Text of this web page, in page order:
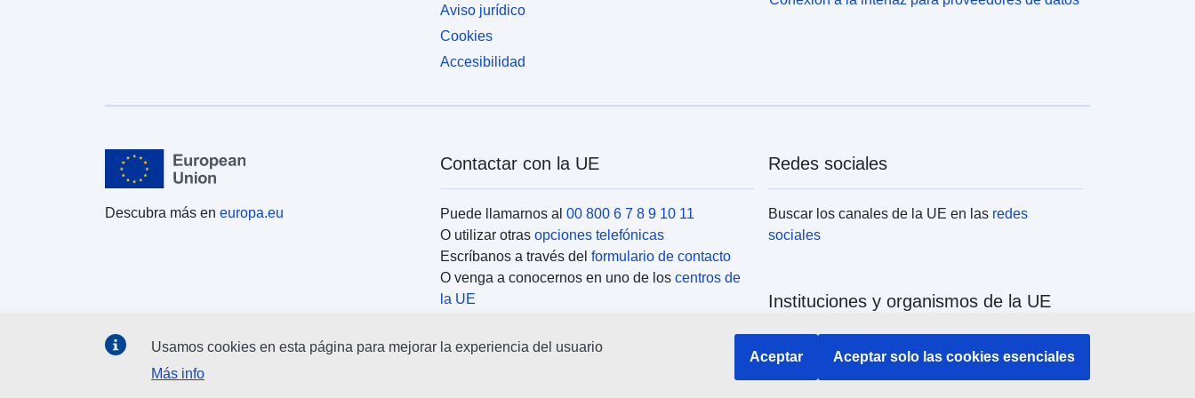
prescripción (véase la definición de la clase PPR).
Aviso jurídico
Cookies
Accesibilidad
Descubra más en europa.eu
Contactar con la UE
Puede llamarnos al 00 800 6 7 8 9 10 11
O utilizar otras opciones telefónicas
Escríbanos a través del formulario de contacto
O venga a conocernos en uno de los centros de
la UE
Redes sociales
Buscar los canales de la UE en las redes
sociales
Instituciones y organismos de la UE
Buscar todas las instituciones y órganos de la UE
Usamos cookies en esta página para mejorar la experiencia del usuario
Más info
Aceptar Aceptar solo las cookies esenciales